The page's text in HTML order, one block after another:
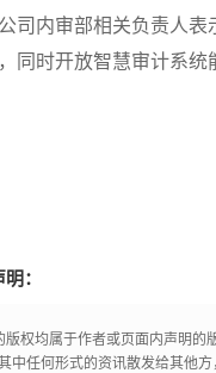
内审部相关负责人表
同时开放智慧审计系统
：
版权均属于作者或页面内声明
中任何形式的资讯散发给其他